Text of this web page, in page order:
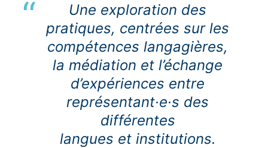
Une exploration des
pratiques, centrées sur les
compétences langagières,
la médiation et l’échange
d’expériences entre
représentant·e·s des
différentes
langues et institutions.